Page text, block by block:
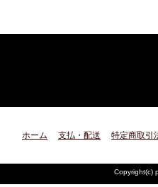
ホーム 支払・配送 特定商取引
Copyright(c)